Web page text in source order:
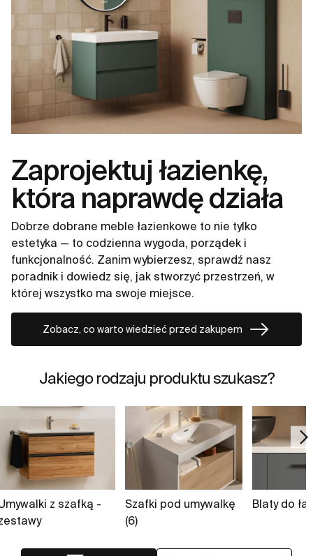
Zaprojektuj łazienkę,
która naprawdę działa
Dobrze dobrane meble łazienkowe to nie tylko
estetyka — to codzienna wygoda, porządek i
funkcjonalność. Zanim wybierzesz, sprawdź nasz
poradnik i dowiedz się, jak stworzyć przestrzeń, w
której wszystko ma swoje miejsce.
Zobacz, co warto wiedzieć przed zakupem
Jakiego rodzaju produktu szukasz?
z szafką -
Szafki pod umywalkę
(6)
Blaty do